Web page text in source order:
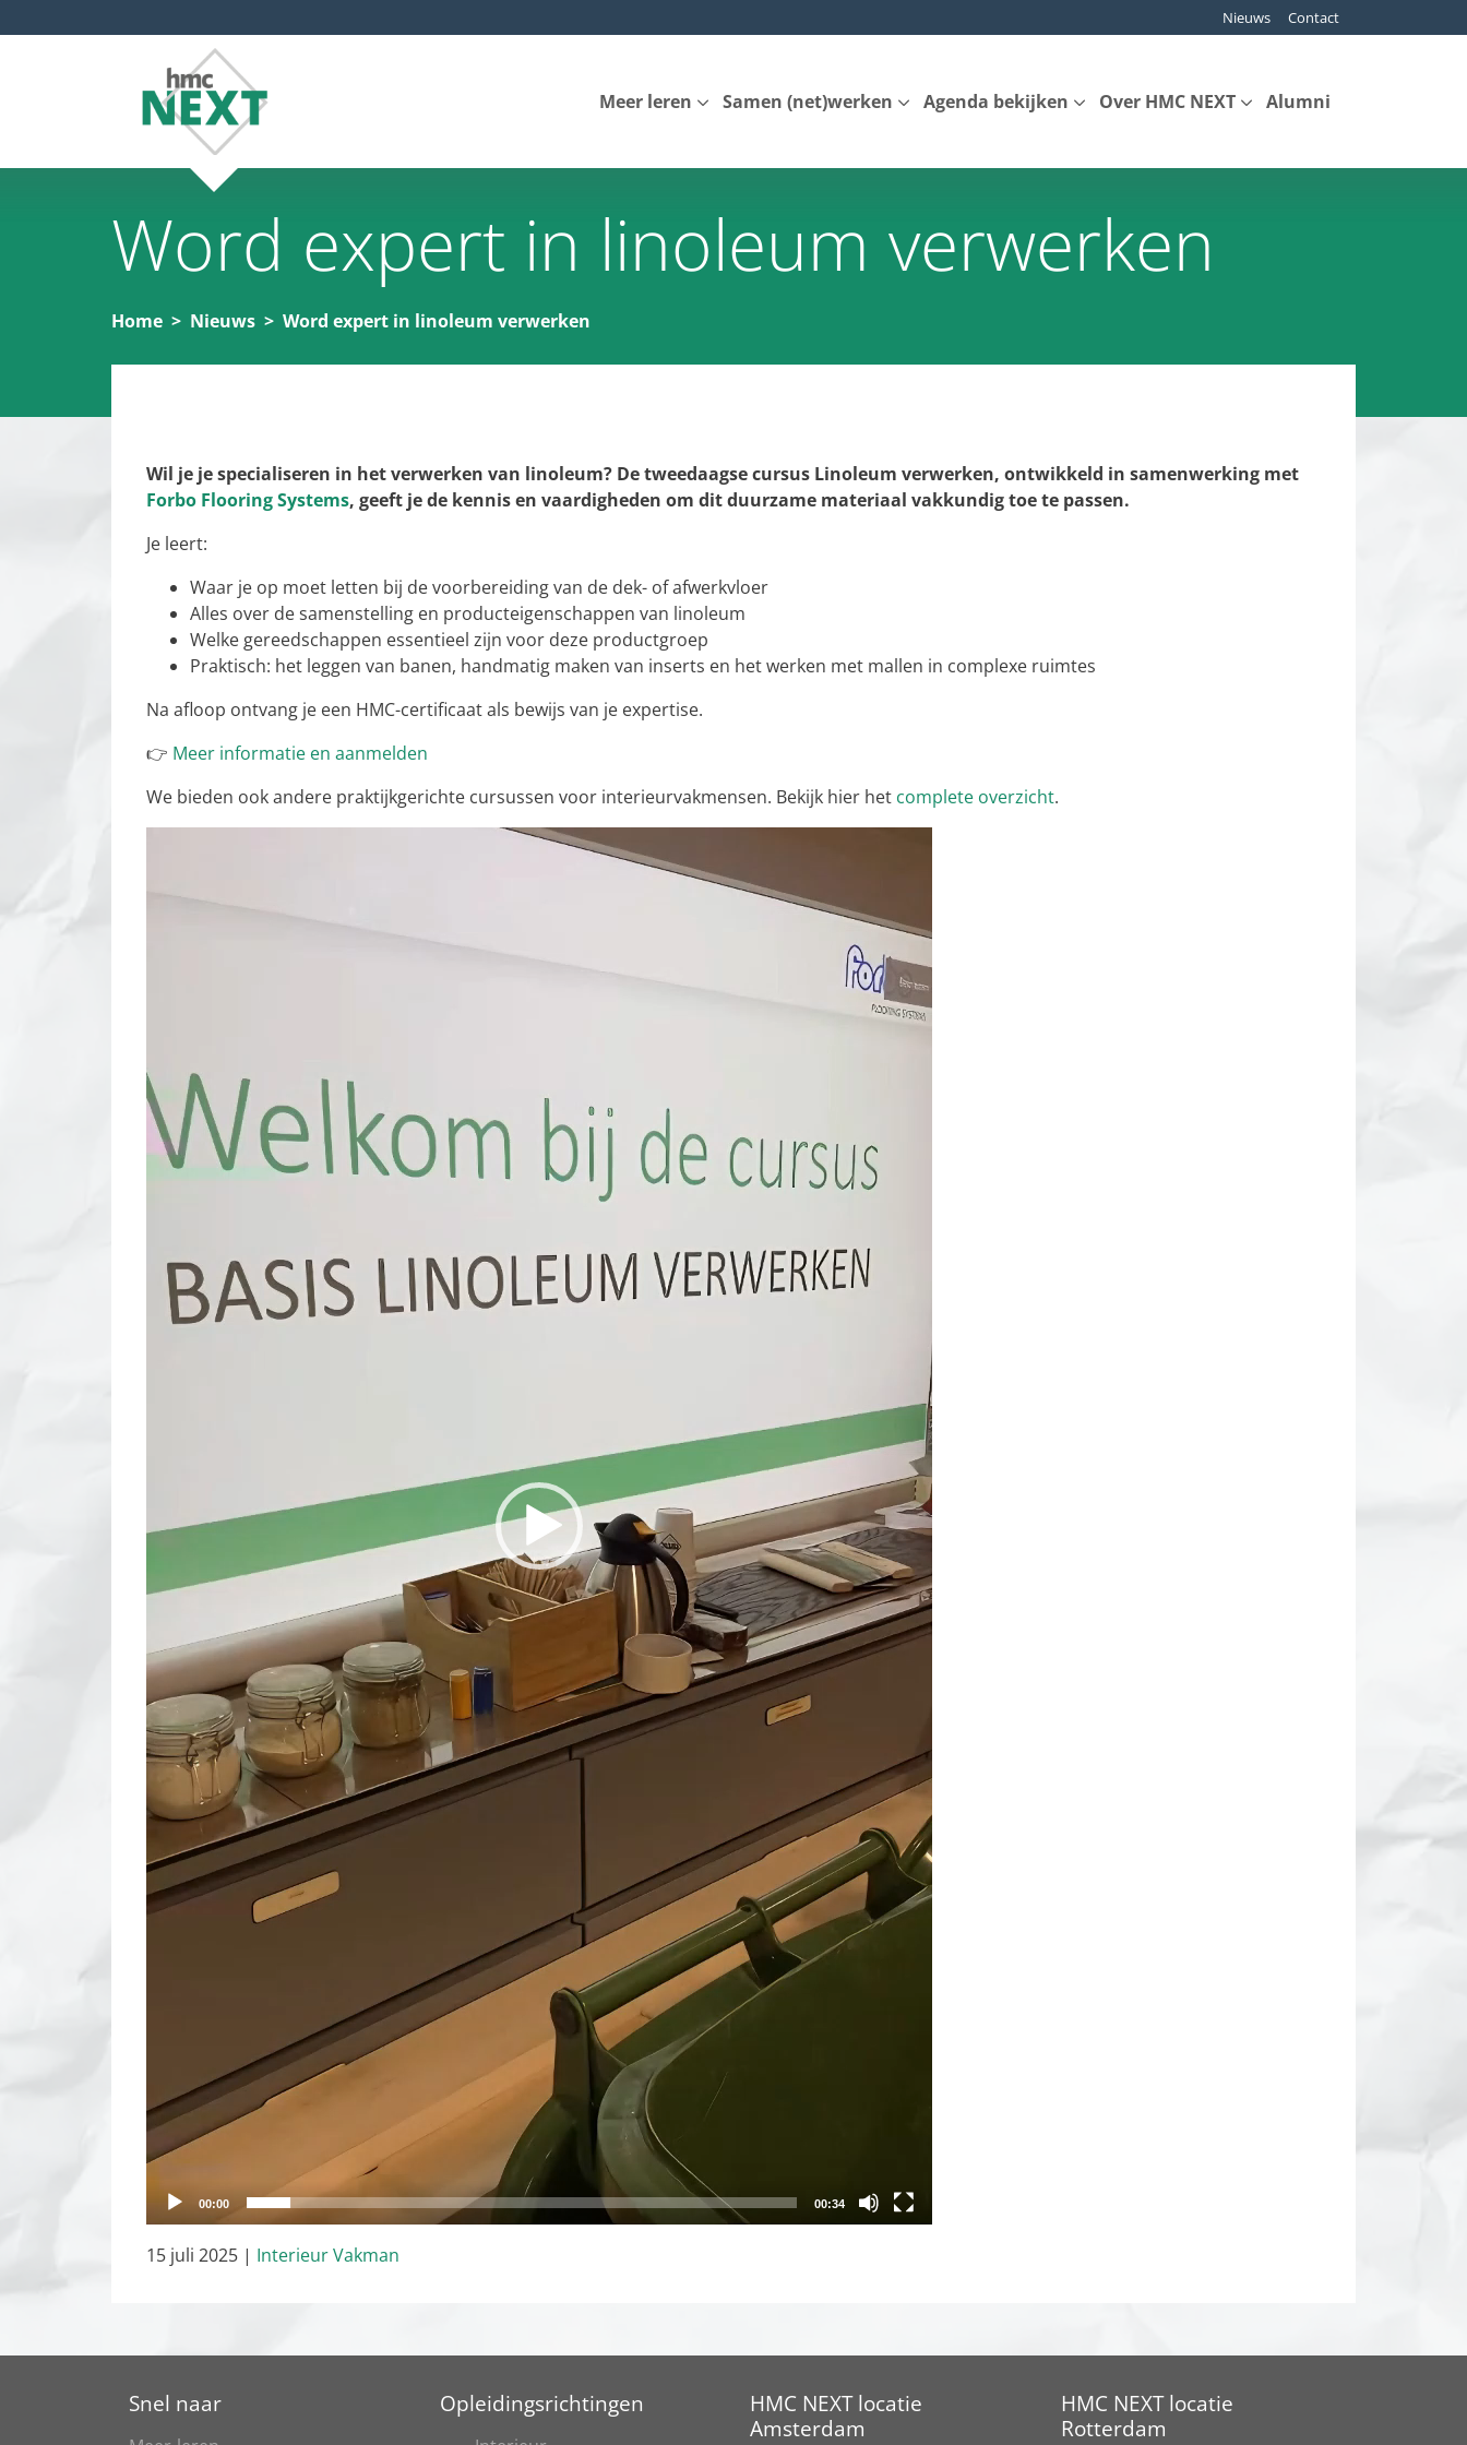
Nieuws Contact
Meer leren Samen (net)werken Agenda bekijken Over HMC NEXT Alumni
Word expert in linoleum verwerken
Home Nieuws Word expert in linoleum verwerken
Wil je je specialiseren in het verwerken van linoleum? De tweedaagse cursus Linoleum verwerken, ontwikkeld in samenwerking met
Forbo Flooring Systems, geeft je de kennis en vaardigheden om dit duurzame materiaal vakkundig toe te passen.
Je leert:
Waar je op moet letten bij de voorbereiding van de dek- of afwerkvloer
Alles over de samenstelling en producteigenschappen van linoleum
Welke gereedschappen essentieel zijn voor deze productgroep
Praktisch: het leggen van banen, handmatig maken van inserts en het werken met mallen in complexe ruimtes
Na afloop ontvang je een HMC-certificaat als bewijs van je expertise.
👉 Meer informatie en aanmelden
We bieden ook andere praktijkgerichte cursussen voor interieurvakmensen. Bekijk hier het complete overzicht.
00:00 00:34
15 juli 2025 | Interieur Vakman
Snel naar Opleidingsrichtingen
HMC NEXT locatie
Amsterdam
HMC NEXT locatie
Rotterdam